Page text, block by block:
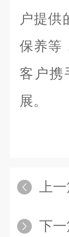
户提供
保养等
客户携
展。
上
下一